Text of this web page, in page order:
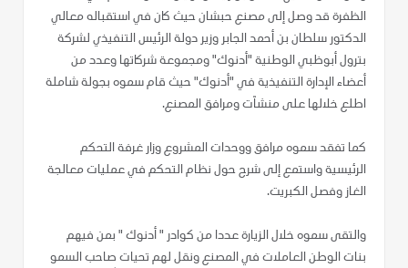
الظفرة قد وصل إلى مصنع حبشان حيث كان في استقباله معالي
الدكتور سلطان بن أحمد الجابر وزير دولة الرئيس التنفيذي لشركة
بترول أبوظبي الوطنية "أدنوك" ومجموعة شركاتها وعدد من
أعضاء الإدارة التنفيذية في "أدنوك" حيث قام سموه بجولة شاملة
اطلع خلالها على منشآت ومرافق المصنع.
كما تفقد سموه مرافق ووحدات المشروع وزار غرفة التحكم
الرئيسية واستمع إلى شرح حول نظام التحكم في عمليات معالجة
الغاز وفصل الكبريت.
والتقى سموه خلال الزيارة عددا من كوادر " أدنوك " بمن فيهم
بنات الوطن العاملات في المصنع ونقل لهم تحيات صاحب السمو